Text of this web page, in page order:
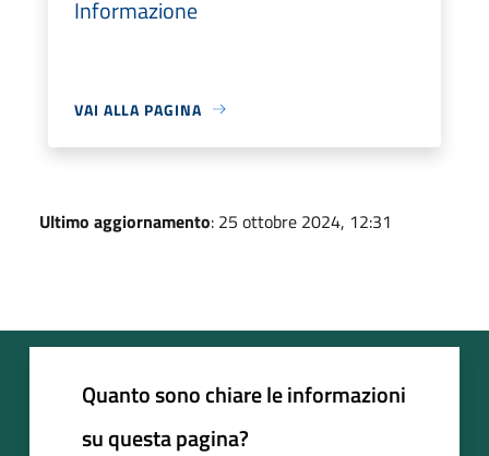
Informazione
VAI ALLA PAGINA
Ultimo aggiornamento: 25 ottobre 2024, 12:31
Quanto sono chiare le informazioni
su questa pagina?